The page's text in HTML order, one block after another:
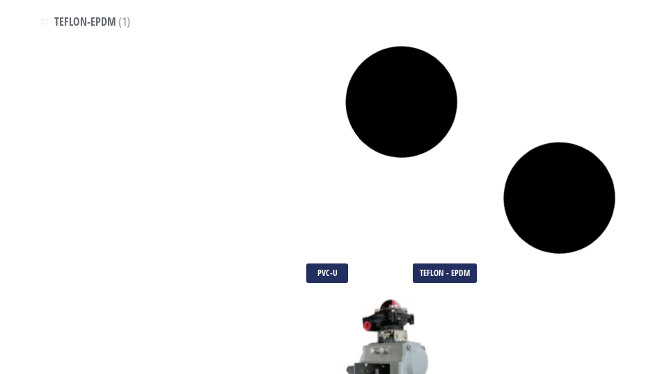
TEFLON-EPDM(1)
PVC-U TEFLON - EPDM